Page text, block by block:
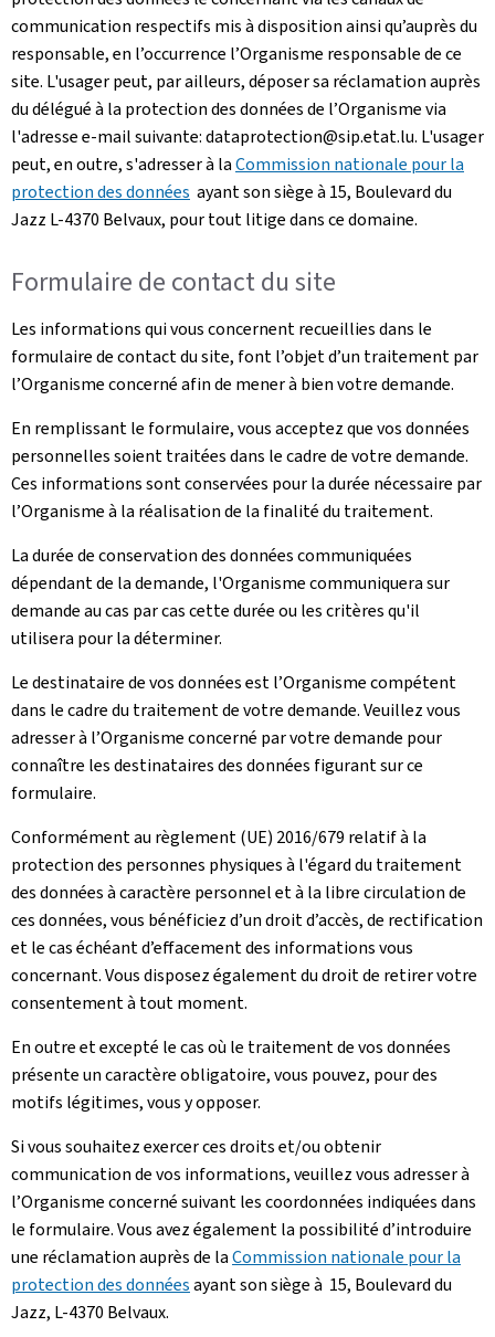
communication respectifs mis à disposition ainsi qu’auprès du
responsable, en l’occurrence l’Organisme responsable de ce
site. L'usager peut, par ailleurs, déposer sa réclamation auprès
du délégué à la protection des données de l’Organisme via
l'adresse e-mail suivante: dataprotection@sip.etat.lu. L'usager
peut, en outre, s'adresser à laCommission nationale pour la
protection des données ayant son siège à 15, Boulevard du
Jazz L-4370 Belvaux, pour tout litige dans ce domaine.
Formulaire de contact du site
Les informations qui vous concernent recueillies dans le
formulaire de contact du site, font l’objet d’un traitement par
l’Organisme concerné afin de mener à bien votre demande.
En remplissant le formulaire, vous acceptez que vos données
personnelles soient traitées dans le cadre de votre demande.
Ces informations sont conservées pour la durée nécessaire par
l’Organisme à la réalisation de la finalité du traitement.
La durée de conservation des données communiquées
dépendant de la demande, l'Organisme communiquera sur
demande au cas par cas cette durée ou les critères qu'il
utilisera pour la déterminer.
Le destinataire de vos données est l’Organisme compétent
dans le cadre du traitement de votre demande. Veuillez vous
adresser à l’Organisme concerné par votre demande pour
connaître les destinataires des données figurant sur ce
formulaire.
Conformément au règlement (UE) 2016/679 relatif à la
protection des personnes physiques à l'égard du traitement
des données à caractère personnel et à la libre circulation de
ces données, vous bénéficiez d’un droit d’accès, de rectification
et le cas échéant d’effacement des informations vous
concernant. Vous disposez également du droit de retirer votre
consentement à tout moment.
En outre et excepté le cas où le traitement de vos données
présente un caractère obligatoire, vous pouvez, pour des
motifs légitimes, vous y opposer.
Si vous souhaitez exercer ces droits et/ou obtenir
communication de vos informations, veuillez vous adresser à
l’Organisme concerné suivant les coordonnées indiquées dans
le formulaire. Vous avez également la possibilité d’introduire
une réclamation auprès de laCommission nationale pour la
protection des donnéesayant son siège à 15, Boulevard du
Jazz, L-4370 Belvaux.